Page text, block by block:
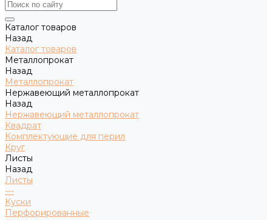
Каталог товаров
Назад
Каталог товаров
Металлопрокат
Назад
Металлопрокат
Нержавеющий металлопрокат
Назад
Нержавеющий металлопрокат
Квадрат
Комплектующие для перил
Круг
Листы
Назад
Листы
---
Куски
Перфорированные